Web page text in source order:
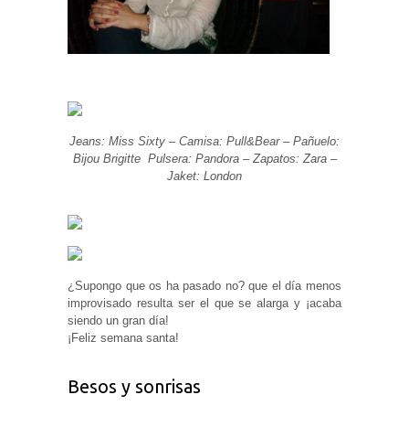
Jeans: Miss Sixty – Camisa: Pull&Bear – Pañuelo:
Bijou Brigitte Pulsera: Pandora – Zapatos: Zara –
Jaket: London
¿Supongo que os ha pasado no? que el día menos
improvisado resulta ser el que se alarga y ¡acaba
siendo un gran día!
¡Feliz semana santa!
Besos y sonrisas